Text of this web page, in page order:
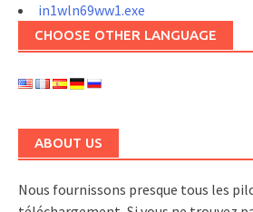
in1wln69ww1.exe
CHOOSE OTHER LANGUAGE
ABOUT US
Nous fournissons presque tous les